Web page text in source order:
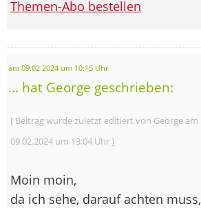
Themen-Abo bestellen
am 09.02.2024 um 10:15 Uhr
... hat George geschrieben:
[ Beitrag wurde zuletzt editiert von George am
09.02.2024 um 13:04 Uhr ]
Moin moin,
da ich sehe, darauf achten muss,